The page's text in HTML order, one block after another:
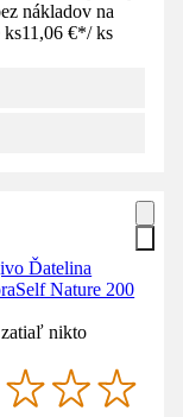
nákladov na
ks11,06 €*/ ks
Ďatelina
Nature 200
nikto